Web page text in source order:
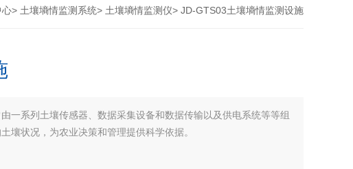
心> 土壤墒情监测系统> 土壤墒情监测仪> JD-GTS03土壤墒情监测设施
一系列土壤传感器、数据采集设备和数据传输以及供电系统等等组
壤状况，为农业决策和管理提供科学依据。